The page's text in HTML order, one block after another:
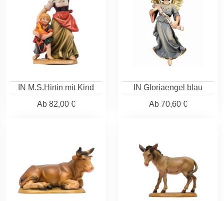
IN M.S.Hirtin mit Kind
Ab82,00 €
IN Gloriaengel blau
Ab70,60 €